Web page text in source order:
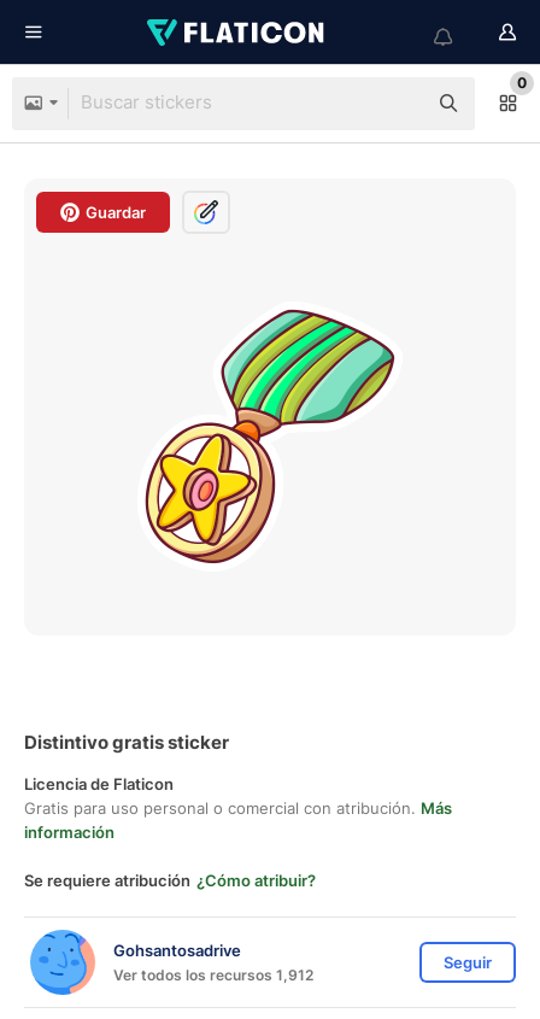
0
Guardar
Distintivo gratis sticker
Licencia de Flaticon
Gratis para uso personal o comercial con atribución. Más
información
Se requiere atribución ¿Cómo atribuir?
Gohsantosadrive
Ver todos los recursos 1,912
Seguir